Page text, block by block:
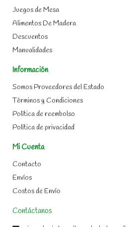
Juegos de Mesa
Alimentos De Madera
Descuentos
Manualidades
Información
Somos Proveedores del Estado
Términos y Condiciones
Política de reembolso
Política de privacidad
Mi Cuenta
Contacto
Envíos
Costos de Envío
Contáctanos